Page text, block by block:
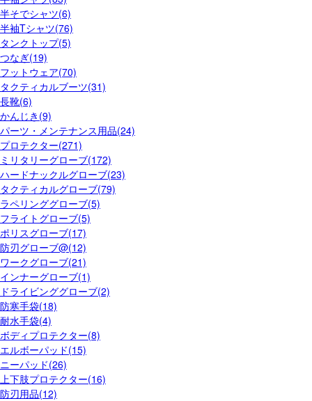
半そでシャツ(6)
半袖Tシャツ(76)
タンクトップ(5)
つなぎ(19)
フットウェア(70)
タクティカルブーツ(31)
長靴(6)
かんじき(9)
パーツ・メンテナンス用品(24)
プロテクター(271)
ミリタリーグローブ(172)
ハードナックルグローブ(23)
タクティカルグローブ(79)
ラペリンググローブ(5)
フライトグローブ(5)
ポリスグローブ(17)
防刃グローブ@(12)
ワークグローブ(21)
インナーグローブ(1)
ドライビンググローブ(2)
防寒手袋(18)
耐水手袋(4)
ボディプロテクター(8)
エルボーパッド(15)
ニーパッド(26)
上下肢プロテクター(16)
防刃用品(12)